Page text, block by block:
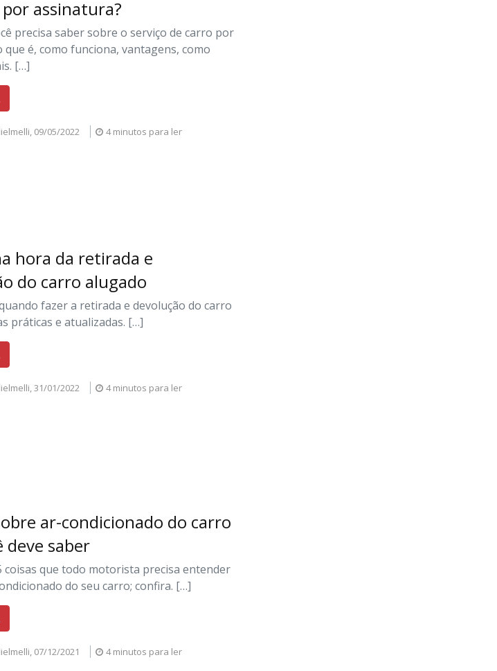
assinatura?
precisa saber sobre o serviço de carro por
que é, como funciona, vantagens, como
[…]
09/05/2022 4 minutos para ler
hora da retirada e
do carro alugado
fazer a retirada e devolução do carro
práticas e atualizadas. […]
31/01/2022 4 minutos para ler
ar-condicionado do carro
deve saber
coisas que todo motorista precisa entender
do seu carro; confira. […]
07/12/2021 4 minutos para ler